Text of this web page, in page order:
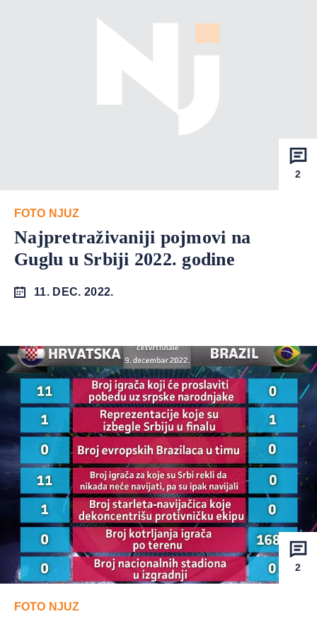
2
FOTO NJUZ
Najpretraživaniji pojmovi na
Guglu u Srbiji 2022. godine
11. DEC. 2022.
2
FOTO NJUZ